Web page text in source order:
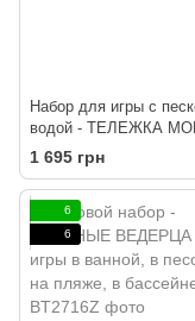
Набор для игры с
водой - ТЕЛЕЖКА
предметов)
1 695 грн
6
6